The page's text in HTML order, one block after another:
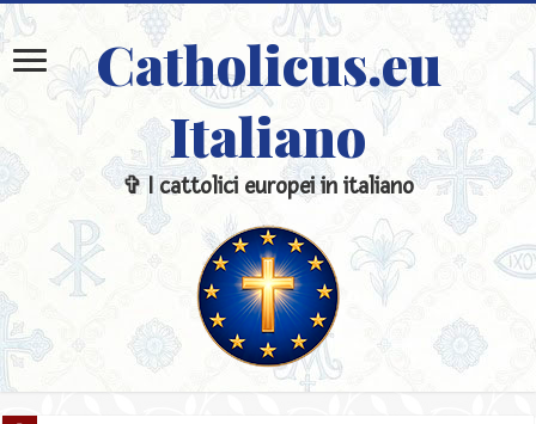
Catholicus.eu
Italiano
✞ I cattolici europei in italiano